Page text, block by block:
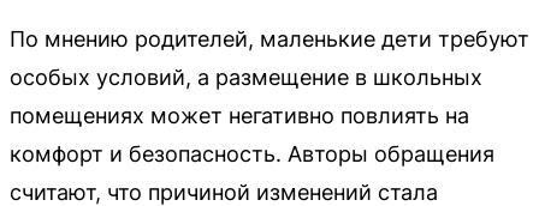
По мнению родителей, маленькие дети требуют
особых условий, а размещение в школьных
помещениях может негативно повлиять на
комфорт и безопасность. Авторы обращения
считают, что причиной изменений стала